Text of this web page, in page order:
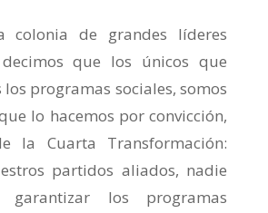
colonia de grandes líderes
que los únicos que
programas sociales, somos
lo hacemos por convicción,
la Cuarta Transformación:
partidos aliados, nadie
garantizar los programas